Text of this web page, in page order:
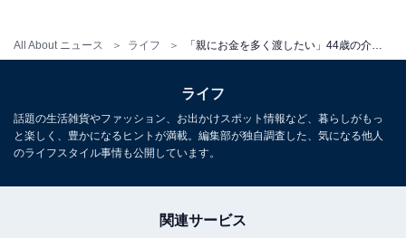
All About ニュース ライフ
こちらもおすすめ
「実家暮らしがやめられません」34歳女性、年
ライフ
話題の生活雑貨やファッション、お出かけスポット情報など、暮らしがもっ
と楽しく、豊かになるヒントが満載。編集部が独自調査した、気になる他人
のライフスタイル事情も公開しています。
関連サービス